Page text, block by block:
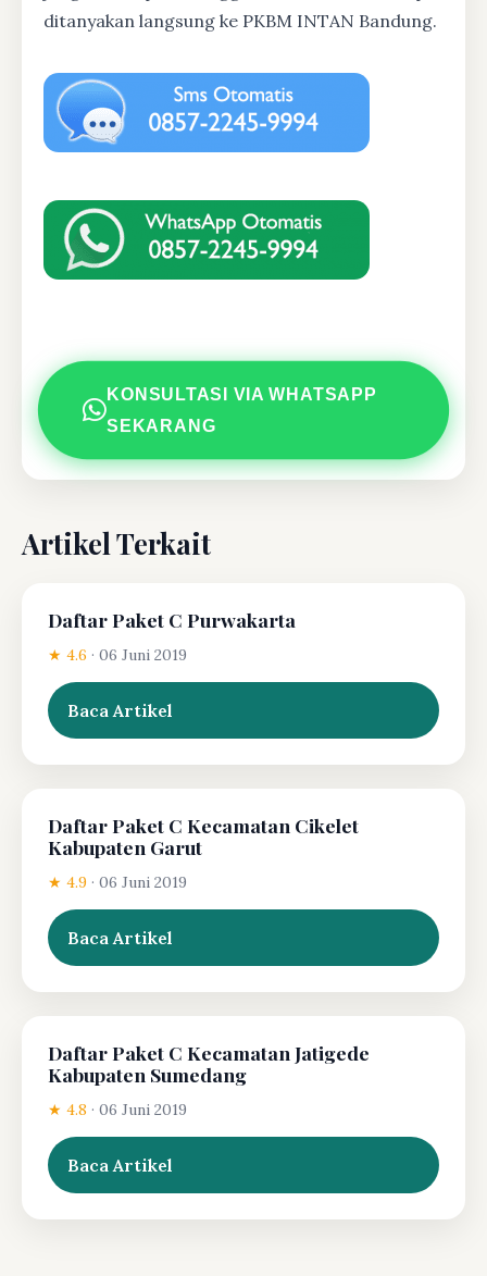
ditanyakan langsung ke PKBM INTAN Bandung.
KONSULTASI VIA WHATSAPP
SEKARANG
Artikel Terkait
Daftar Paket C Purwakarta
★ 4.6 · 06 Juni 2019
Baca Artikel
Daftar Paket C Kecamatan Cikelet
Kabupaten Garut
★ 4.9 · 06 Juni 2019
Baca Artikel
Daftar Paket C Kecamatan Jatigede
Kabupaten Sumedang
★ 4.8 · 06 Juni 2019
Baca Artikel